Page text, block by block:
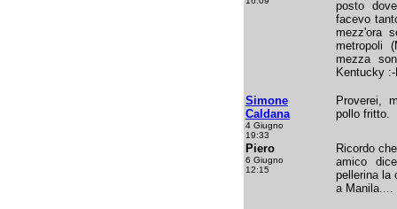
posto
facevo
mezz'ora
metropoli
mezza
Kentucky
Simone
Caldana
4 Giugno
19:33
Proverei,
pollo fritto.
Piero
6 Giugno
12:15
Ricordo
amico
pellerina la
a Manila....